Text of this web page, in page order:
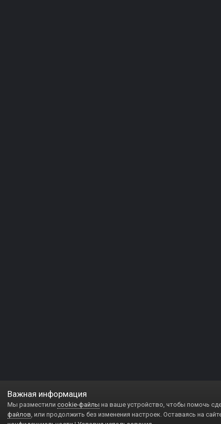
Важная информация
Мы разместили cookie-файлы на ваше устройство, чтобы помочь
файлов, или продолжить без изменения настроек. Оставаясь на